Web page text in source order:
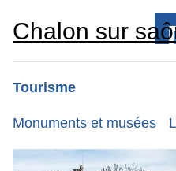
Chalon sur
Tourisme
Monuments et musées